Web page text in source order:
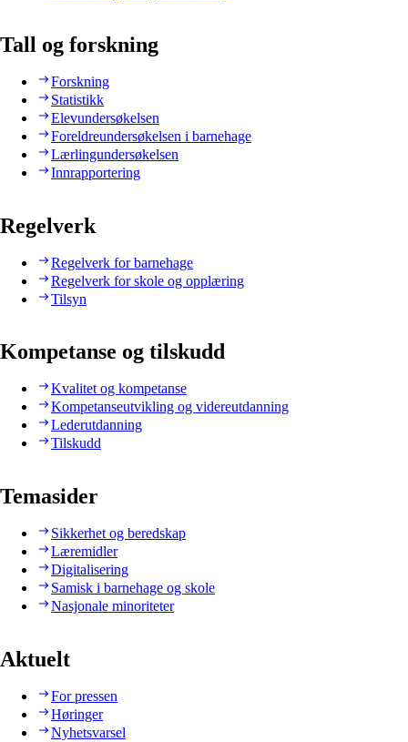
Tall og forskning
Forskning
Statistikk
Elevundersøkelsen
Foreldreundersøkelsen i barnehage
Lærlingundersøkelsen
Innrapportering
Regelverk
Regelverk for barnehage
Regelverk for skole og opplæring
Tilsyn
Kompetanse og tilskudd
Kvalitet og kompetanse
Kompetanseutvikling og videreutdanning
Lederutdanning
Tilskudd
Temasider
Sikkerhet og beredskap
Læremidler
Digitalisering
Samisk i barnehage og skole
Nasjonale minoriteter
Aktuelt
For pressen
Høringer
Nyhetsvarsel